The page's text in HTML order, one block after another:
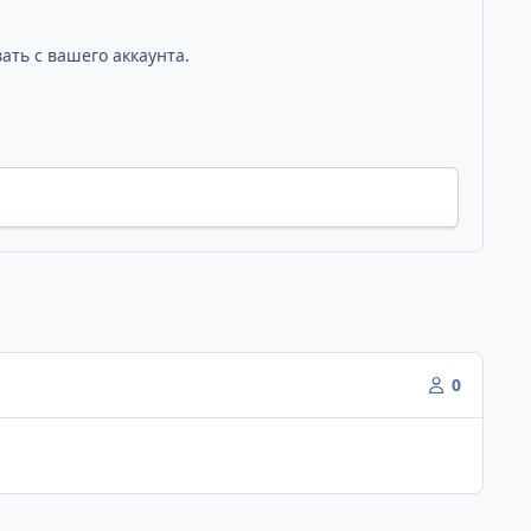
с вашего аккаунта.
0